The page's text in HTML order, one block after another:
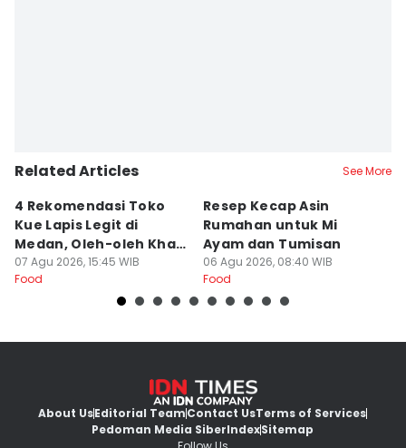
Related Articles See More
4 Rekomendasi Toko
Kue Lapis Legit di
Medan, Oleh-oleh Khas
Sumut
07 Agu 2026, 15:45 WIB
Food
Resep Kecap Asin
Rumahan untuk Mi
Ayam dan Tumisan
06 Agu 2026, 08:40 WIB
Food
About UsEditorial TeamContact UsTerms of Services
Pedoman Media SiberIndexSitemap